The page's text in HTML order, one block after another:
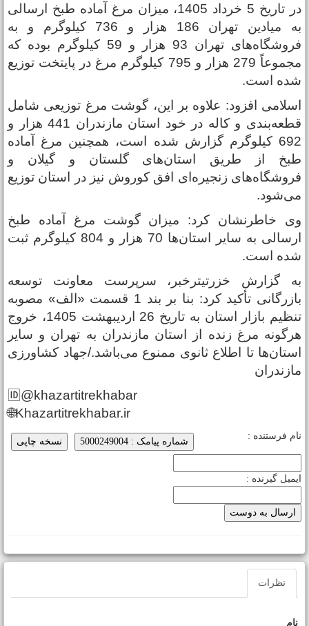
در تاریخ 5 خرداد 1405، میزان مرغ آماده طبخ ارسالی
به میادین تهران 186 هزار و 736 کیلوگرم و به
فروشگاه‌های تهران 93 هزار و 59 کیلوگرم بوده که
مجموعاً 279 هزار و 795 کیلوگرم مرغ در پایتخت توزیع
است.
افزود: علاوه بر این، گوشت مرغ توزیعی شامل
قطعه‌بندی و کاله در خود استان مازندران 441 هزار و
692 کیلوگرم گزارش شده است، همچنین مرغ آماده
از طریق استان‌های گلستان و گیلان و
زنجیره‌ای افق کوروش نیز در استان توزیع
خاطرنشان کرد: میزان گوشت مرغ آماده طبخ
ارسالی به سایر استان‌ها 70 هزار و 804 کیلوگرم ثبت
است.
گزارش خزرتیترخبر، سرپرست معاونت توسعه
بازرگانی تأکید کرد: بنا بر بند 1 قسمت «الف» مصوبه
تنظیم بازار استان به تاریخ 26 اردیبهشت 1405، خروج
مرغ زنده از استان مازندران به تهران و سایر
تا اطلاع ثانوی ممنوع می‌باشد./جهاد کشاورزی
🆔@khazartitrekhabar
🌐Khazartitrekhabar.ir
نسخه چاپی شماره پیامک : 5000249004
فرستنده :
گیرنده :
نظرات
نام